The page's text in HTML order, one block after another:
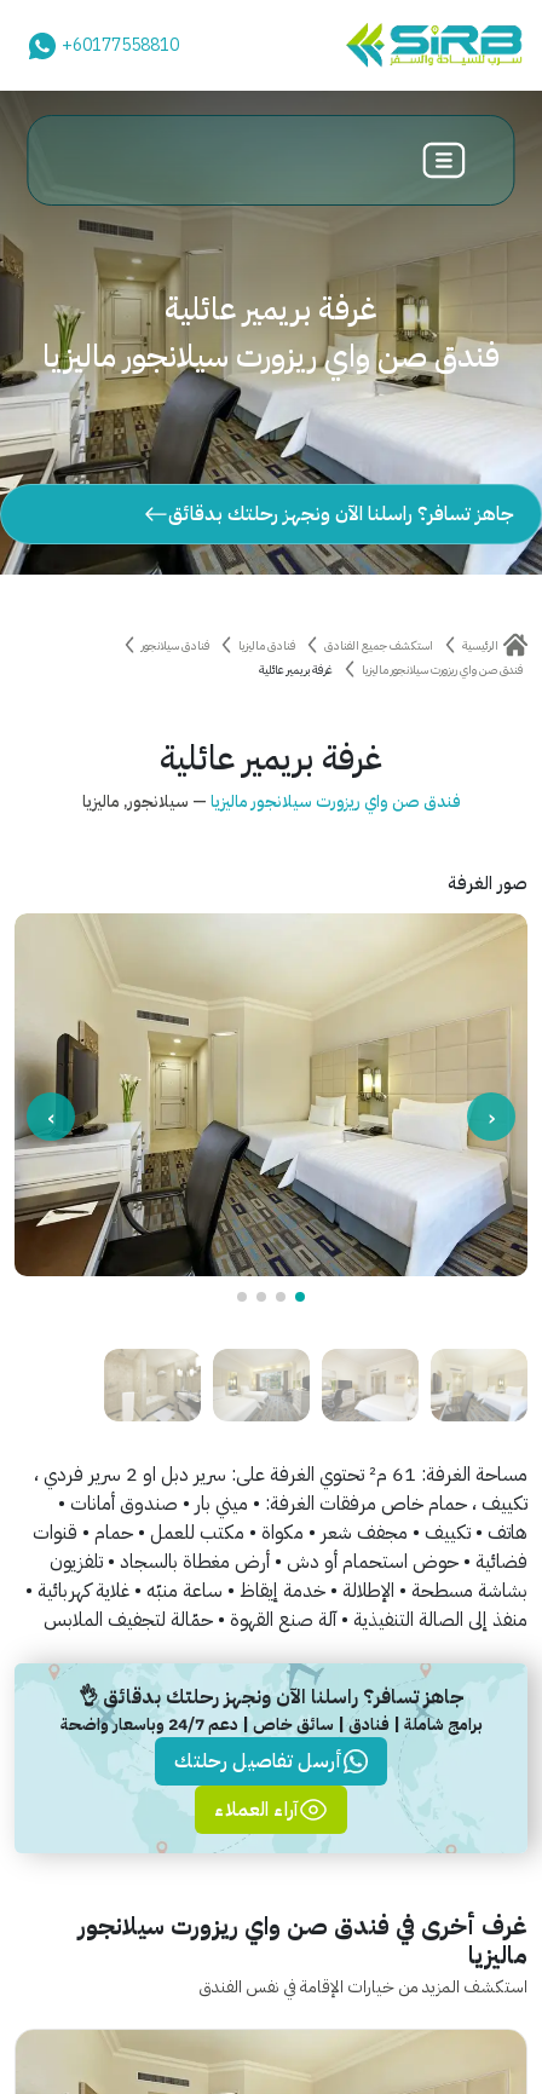
+60177558810
غرفة بريمير عائلية
فندق صن واي ريزورت سيلانجور ماليزيا
جاهز تسافر؟ راسلنا الآن ونجهز رحلتك بدقائق
الرئيسية استكشف جميع الفنادق فنادق ماليزيا
فنادق سيلانجور
فندق صن واي ريزورت سيلانجور ماليزيا
غرفة بريمير عائلية
غرفة بريمير عائلية
فندق صن واي ريزورت سيلانجور ماليزيا— سيلانجور, ماليزيا
صور الغرفة
مساحة الغرفة: 61 م² تحتوي الغرفة على: سرير دبل او 2 سرير فردي ،
تكييف ، حمام خاص مرفقات الغرفة: • ميني بار • صندوق أمانات •
هاتف • تكييف • مجفف شعر • مكواة • مكتب للعمل • حمام • قنوات
فضائية • حوض استحمام أو دش • أرض مغطاة بالسجاد • تلفزيون
بشاشة مسطحة • الإطلالة • خدمة إيقاظ • ساعة منبّه • غلاية كهربائية •
منفذ إلى الصالة التنفيذية • آلة صنع القهوة • حمّالة لتجفيف الملابس
جاهز تسافر؟ راسلنا الآن ونجهز رحلتك بدقائق 👌
برامج شاملة | فنادق | سائق خاص | دعم 24/7 وباسعار واضحة
أرسل تفاصيل رحلتك
آراء العملاء
غرف أخرى في فندق صن واي ريزورت سيلانجور
ماليزيا
استكشف المزيد من خيارات الإقامة في نفس الفندق